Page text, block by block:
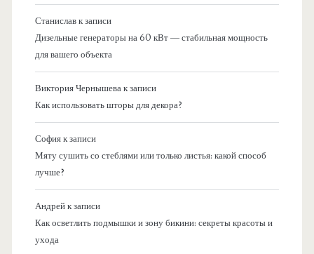
Станиславк записи
Дизельные генераторы на 60 кВт — стабильная мощность
для вашего объекта
Виктория Чернышевак записи
Как использовать шторы для декора?
Софияк записи
Мяту сушить со стеблями или только листья: какой способ
лучше?
Андрейк записи
Как осветлить подмышки и зону бикини: секреты красоты и
ухода